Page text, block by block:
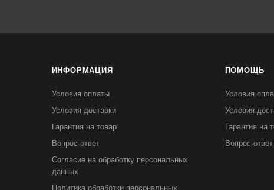
ИНФОРМАЦИЯ
Условия оплаты
Условия доставки
Гарантия на товар
Вопрос-ответ
Согласие на обработку персональных
данных
Политика обработки персональных
ПОМОЩЬ
Условия
Условия
Гарантия на
Вопрос-ответ